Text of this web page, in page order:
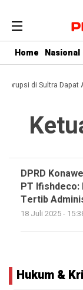
Home Nasional
Korupsi di Sultra Dapat
DPRD
PT Ifishdeco:
Tertib
18 Juli 2025 -
Hukum &